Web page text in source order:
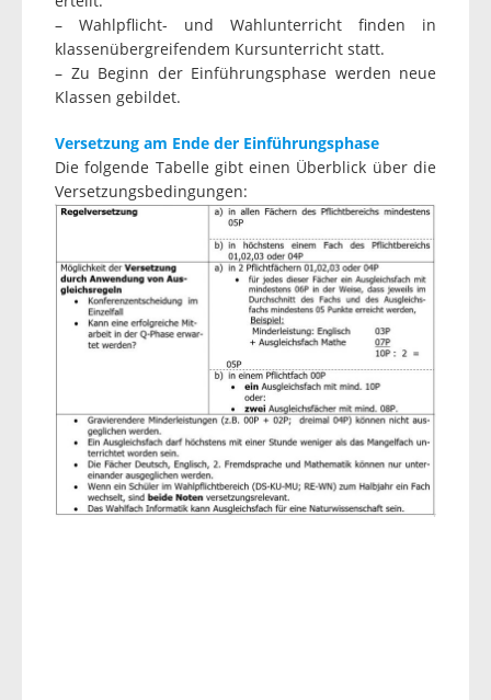
– Wahlpflicht- und Wahlunterricht finden in
klassenübergreifendem Kursunterricht statt.
– Zu Beginn der Einführungsphase werden neue
Klassen gebildet.
Versetzung am Ende der Einführungsphase
Die folgende Tabelle gibt einen Überblick über die
Versetzungsbedingungen: